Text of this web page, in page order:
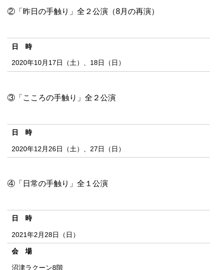
②「昨日の手触り」全２公演（8月の再演）
日 時
2020年10月17日（土）、18日（日）
③「こころの手触り」全２公演
日 時
2020年12月26日（土）、27日（日）
④「日常の手触り」全１公演
日 時
2021年2月28日（日）
会 場
沼津ラクーン8階